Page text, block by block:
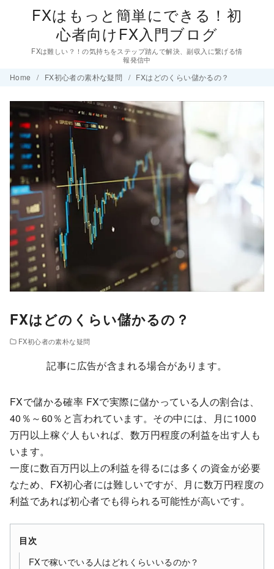
FXはもっと簡単にできる！初
心者向けFX入門ブログ
FXは難しい？！の気持ちをステップ踏んで解決、副収入に繋げる情
報発信中
Home FX初心者の素朴な疑問 FXはどのくらい儲かるの？
FXはどのくらい儲かるの？
FX初心者の素朴な疑問
記事に広告が含まれる場合があります。
FXで儲かる確率 FXで実際に儲かっている人の割合は、
40％～60％と言われています。その中には、月に1000
万円以上稼ぐ人もいれば、数万円程度の利益を出す人も
います。
一度に数百万円以上の利益を得るには多くの資金が必要
なため、FX初心者には難しいですが、月に数万円程度の
利益であれば初心者でも得られる可能性が高いです。
目次
FXで稼いでいる人はどれくらいいるのか？